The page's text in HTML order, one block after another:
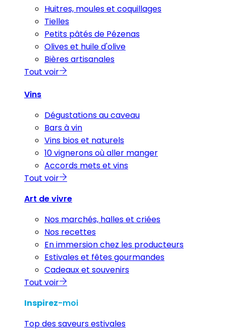
Huitres, moules et coquillages
Tielles
Petits pâtés de Pézenas
Olives et huile d'olive
Bières artisanales
Tout voir
Vins
Dégustations au caveau
Bars à vin
Vins bios et naturels
10 vignerons où aller manger
Accords mets et vins
Tout voir
Art de vivre
Nos marchés, halles et criées
Nos recettes
En immersion chez les producteurs
Estivales et fêtes gourmandes
Cadeaux et souvenirs
Tout voir
Inspirez-moi
Top des saveurs estivales